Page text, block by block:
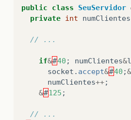
public class SeuServidor
private int numClientes
// ...
if&#40 ; numClientes&
socket . accept&#40 ;&
numClientes++;
&#125 ;
// ...